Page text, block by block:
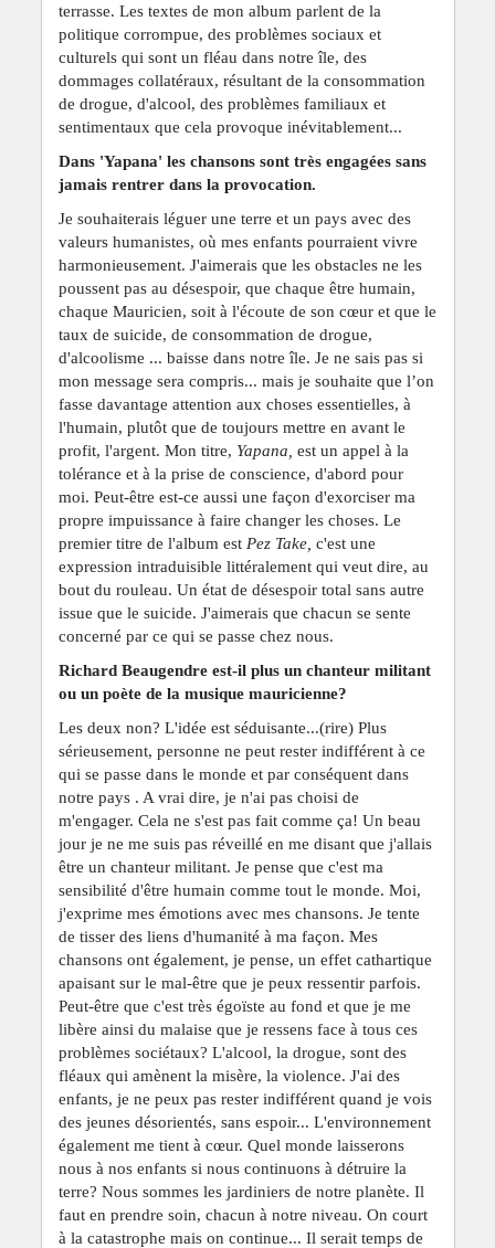
terrasse. Les textes de mon album parlent de la
politique corrompue, des problèmes sociaux et
culturels qui sont un fléau dans notre île, des
dommages collatéraux, résultant de la consommation
de drogue, d'alcool, des problèmes familiaux et
sentimentaux que cela provoque inévitablement...
Dans 'Yapana' les chansons sont très engagées sans
jamais rentrer dans la provocation.
Je souhaiterais léguer une terre et un pays avec des
valeurs humanistes, où mes enfants pourraient vivre
harmonieusement. J'aimerais que les obstacles ne les
poussent pas au désespoir, que chaque être humain,
chaque Mauricien, soit à l'écoute de son cœur et que le
taux de suicide, de consommation de drogue,
d'alcoolisme ... baisse dans notre île. Je ne sais pas si
mon message sera compris... mais je souhaite que l’on
fasse davantage attention aux choses essentielles, à
l'humain, plutôt que de toujours mettre en avant le
profit, l'argent. Mon titre, Yapana, est un appel à la
tolérance et à la prise de conscience, d'abord pour
moi. Peut-être est-ce aussi une façon d'exorciser ma
propre impuissance à faire changer les choses. Le
premier titre de l'album est Pez Take, c'est une
expression intraduisible littéralement qui veut dire, au
bout du rouleau. Un état de désespoir total sans autre
issue que le suicide. J'aimerais que chacun se sente
concerné par ce qui se passe chez nous.
Richard Beaugendre est-il plus un chanteur militant
ou un poète de la musique mauricienne?
Les deux non? L'idée est séduisante...(rire) Plus
sérieusement, personne ne peut rester indifférent à ce
qui se passe dans le monde et par conséquent dans
notre pays . A vrai dire, je n'ai pas choisi de
m'engager. Cela ne s'est pas fait comme ça! Un beau
jour je ne me suis pas réveillé en me disant que j'allais
être un chanteur militant. Je pense que c'est ma
sensibilité d'être humain comme tout le monde. Moi,
j'exprime mes émotions avec mes chansons. Je tente
de tisser des liens d'humanité à ma façon. Mes
chansons ont également, je pense, un effet cathartique
apaisant sur le mal-être que je peux ressentir parfois.
Peut-être que c'est très égoïste au fond et que je me
libère ainsi du malaise que je ressens face à tous ces
problèmes sociétaux? L'alcool, la drogue, sont des
fléaux qui amènent la misère, la violence. J'ai des
enfants, je ne peux pas rester indifférent quand je vois
des jeunes désorientés, sans espoir... L'environnement
également me tient à cœur. Quel monde laisserons
nous à nos enfants si nous continuons à détruire la
terre? Nous sommes les jardiniers de notre planète. Il
faut en prendre soin, chacun à notre niveau. On court
à la catastrophe mais on continue... Il serait temps de